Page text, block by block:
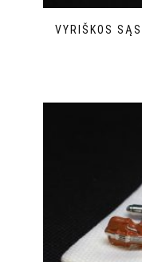
VYRIŠKOS